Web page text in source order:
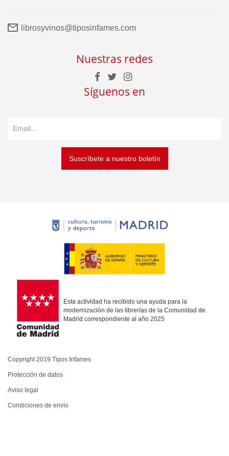
librosyvinos@tiposinfames.com
Nuestras redes
Síguenos en
Suscríbete a nuestro boletín
Esta actividad ha recibido una ayuda para la
modernización de las librerías de la Comunidad de
Madrid correspondiente al año 2025
Copyright 2019 Tipos Infames
Protección de datos
Aviso legal
Condiciones de envío